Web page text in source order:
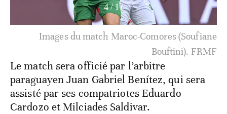
5/17
Images du match Maroc-Comores (Anas Bach).
FRMF
Le match sera officié par l’arbitre
paraguayen Juan Gabriel Benítez, qui sera
assisté par ses compatriotes Eduardo
Cardozo et Milciades Saldivar.